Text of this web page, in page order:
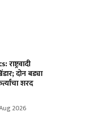
दोन बड्या
शरद
2026